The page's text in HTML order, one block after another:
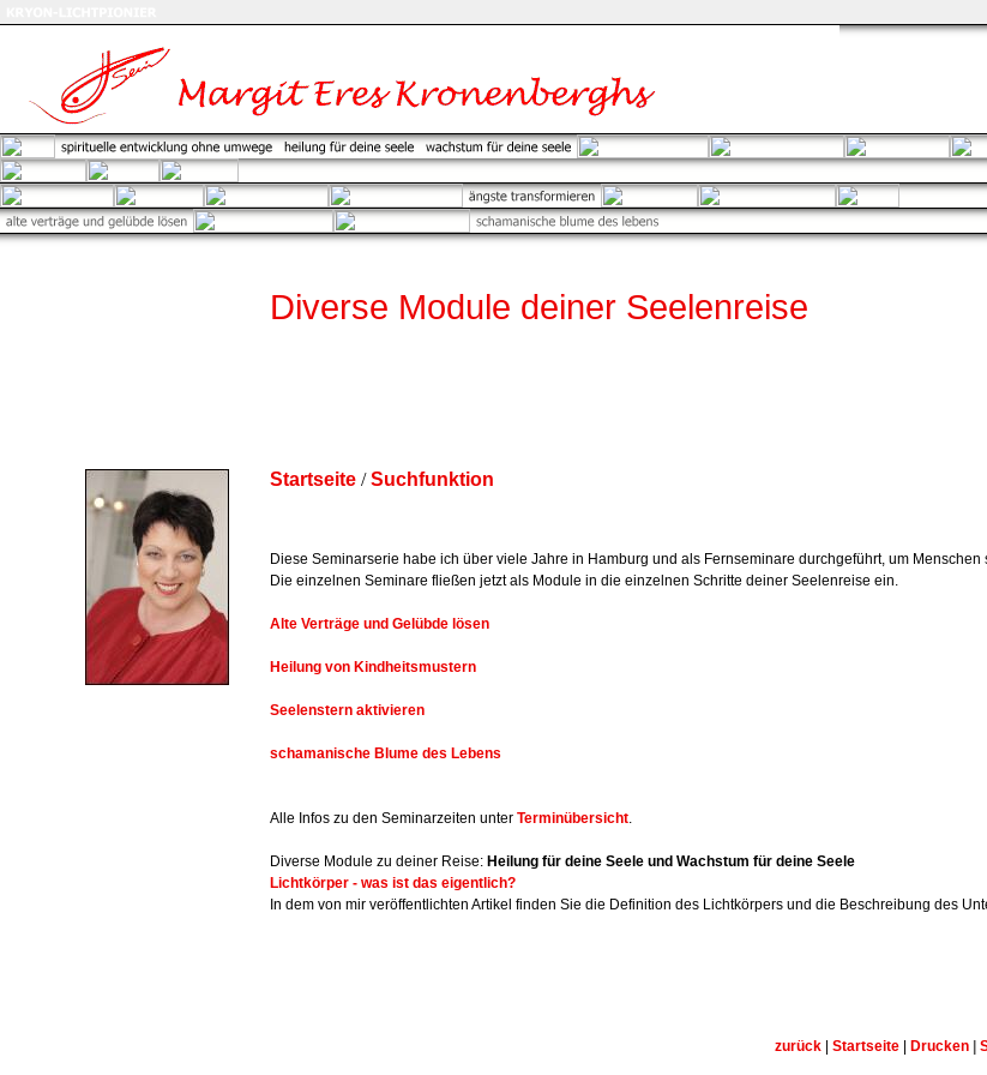
Diverse Module deiner Seelenreise
Startseite /Suchfunktion
Diese Seminarserie habe ich über viele Jahre in Hamburg und als Fernseminare durchgeführt, um
Die einzelnen Seminare fließen jetzt als Module in die einzelnen Schritte deiner Seelenreise ein.
Alte Verträge und Gelübde lösen
Heilung von Kindheitsmustern
Seelenstern aktivieren
schamanische Blume des Lebens
Alle Infos zu den Seminarzeiten unter Terminübersicht.
Diverse Module zu deiner Reise: Heilung für deine Seele und Wachstum für deine Seele
Lichtkörper - was ist das eigentlich?
In dem von mir veröffentlichten Artikel finden Sie die Definition des Lichtkörpers und die Beschreibung des
zurück| Startseite| Drucken|